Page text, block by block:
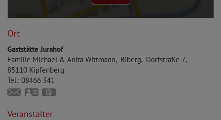
Ort
Gaststätte Jurahof
Familie Michael & Anita Wittmann Biberg
Dorfstraße 7
85110 Kipfenberg
Tel.: 08466 341
anita.wittmann.biberg@web.de
vCard
Veranstalter